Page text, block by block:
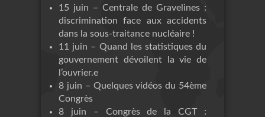
15 juin – Centrale de Gravelines :
discrimination face aux accidents
dans la sous-traitance nucléaire !
11 juin – Quand les statistiques du
gouvernement dévoilent la vie de
l’ouvrier.e
8 juin – Quelques vidéos du 54ème
Congrès
8 juin – Congrès de la CGT :